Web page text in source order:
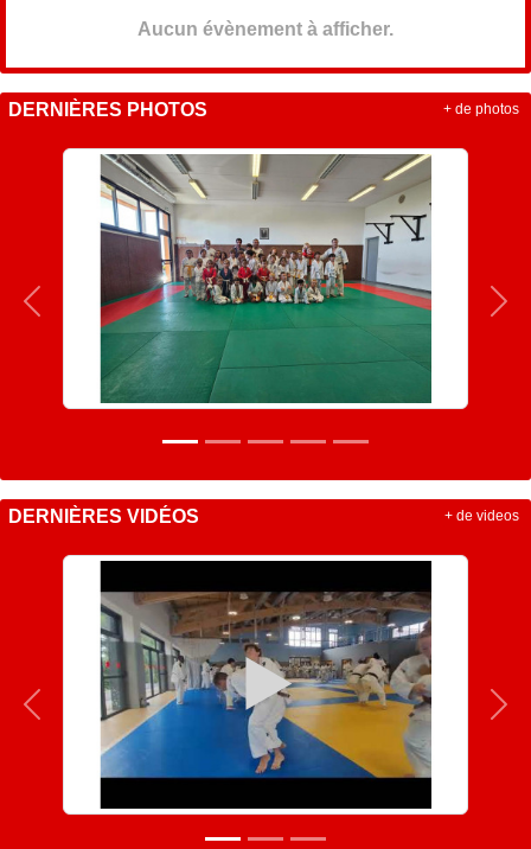
Aucun évènement à afficher.
DERNIÈRES PHOTOS
Précedent
+ de photos
DERNIÈRES VIDÉOS
Précedent
+ de videos